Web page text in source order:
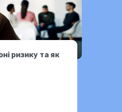
ризику та як